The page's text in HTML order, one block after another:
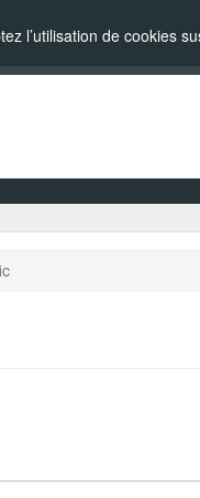
l’utilisation de cookies